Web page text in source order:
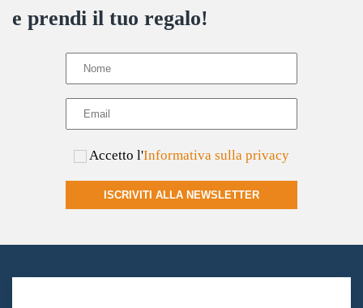
e prendi il tuo regalo!
Accetto l'Informativa sulla privacy
ISCRIVITI ALLA NEWSLETTER